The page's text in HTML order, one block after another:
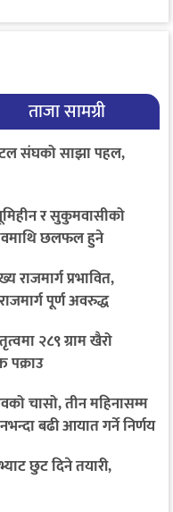
ताजा सामग्री
संघको साझा पहल,
र सुकुमवासीको
छलफल हुने
राजमार्ग प्रभावित,
पूर्ण अवरुद्ध
२८९ ग्राम खैरो
पक्राउ
चासो, तीन महिनासम्म
बढी आयात गर्ने निर्णय
छुट दिने तयारी,